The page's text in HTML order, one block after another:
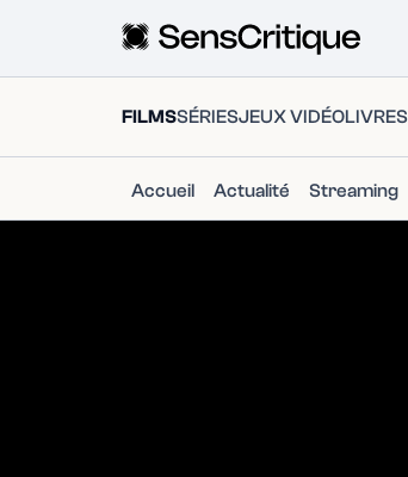
FILMSSÉRIESJEUX VIDÉOLIVRES
Accueil Actualité Streaming